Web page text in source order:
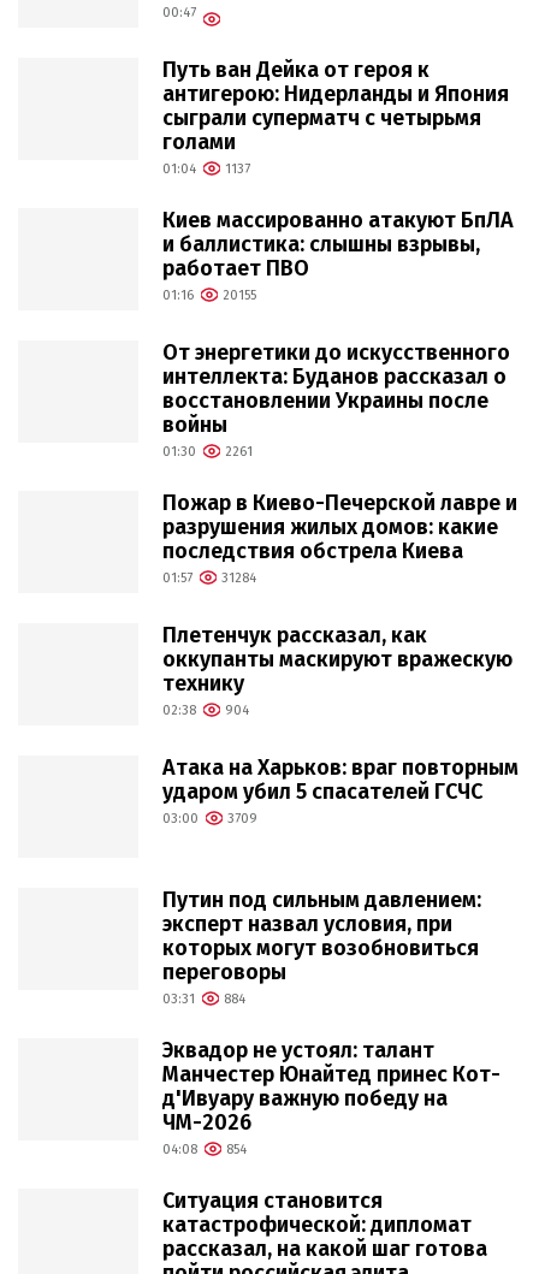
00:47
Путь ван Дейка от героя к
антигерою: Нидерланды и Япония
сыграли суперматч с четырьмя
голами
01:04 1137
Киев массированно атакуют БпЛА
и баллистика: слышны взрывы,
работает ПВО
01:16 20155
От энергетики до искусственного
интеллекта: Буданов рассказал о
восстановлении Украины после
войны
01:30 2261
Пожар в Киево-Печерской лавре и
разрушения жилых домов: какие
последствия обстрела Киева
01:57 31284
Плетенчук рассказал, как
оккупанты маскируют вражескую
технику
02:38 904
Атака на Харьков: враг повторным
ударом убил 5 спасателей ГСЧС
03:00 3709
Путин под сильным давлением:
эксперт назвал условия, при
которых могут возобновиться
переговоры
03:31 884
Эквадор не устоял: талант
Манчестер Юнайтед принес Кот-
д'Ивуару важную победу на
ЧМ-2026
04:08 854
Ситуация становится
катастрофической: дипломат
рассказал, на какой шаг готова